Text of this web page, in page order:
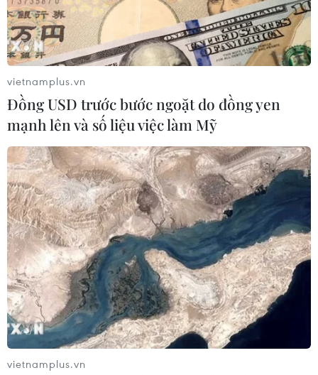
Hạ viện Mỹ thông qua dự luật buộc TikTok
phải thoái vốn khỏi ByteDance
20/04/2024 23:12
Người phát ngôn của TikTok cho rằng dự luật, được
thông qua trên cơ sở lưỡng đảng, “sẽ chà đạp quyền tự
do ngôn luận của 170 triệu người Mỹ, tàn phá 7 triệu
doanh nghiệp."
vietnamplus.vn
Đồng USD trước bước ngoặt do đồng yen
mạnh lên và số liệu việc làm Mỹ
vietnamplus.vn